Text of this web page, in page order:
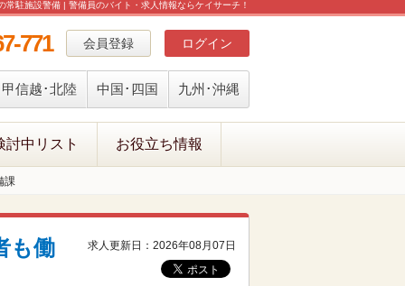
駐施設警備 | 警備員のバイト・求人情報ならケイサーチ！
会員登録 ログイン
771
甲信越･北陸 中国･四国 九州･沖縄
討中リスト お役立ち情報
課
も働 求人更新日：2026年08月07日